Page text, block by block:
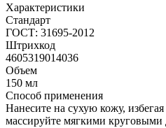
Характеристики
Стандарт
ГОСТ: 31695-2012
Штрихкод
4605319014036
Объем
150 мл
Способ применения
Нанесите на сухую кожу, избегая
массируйте мягкими